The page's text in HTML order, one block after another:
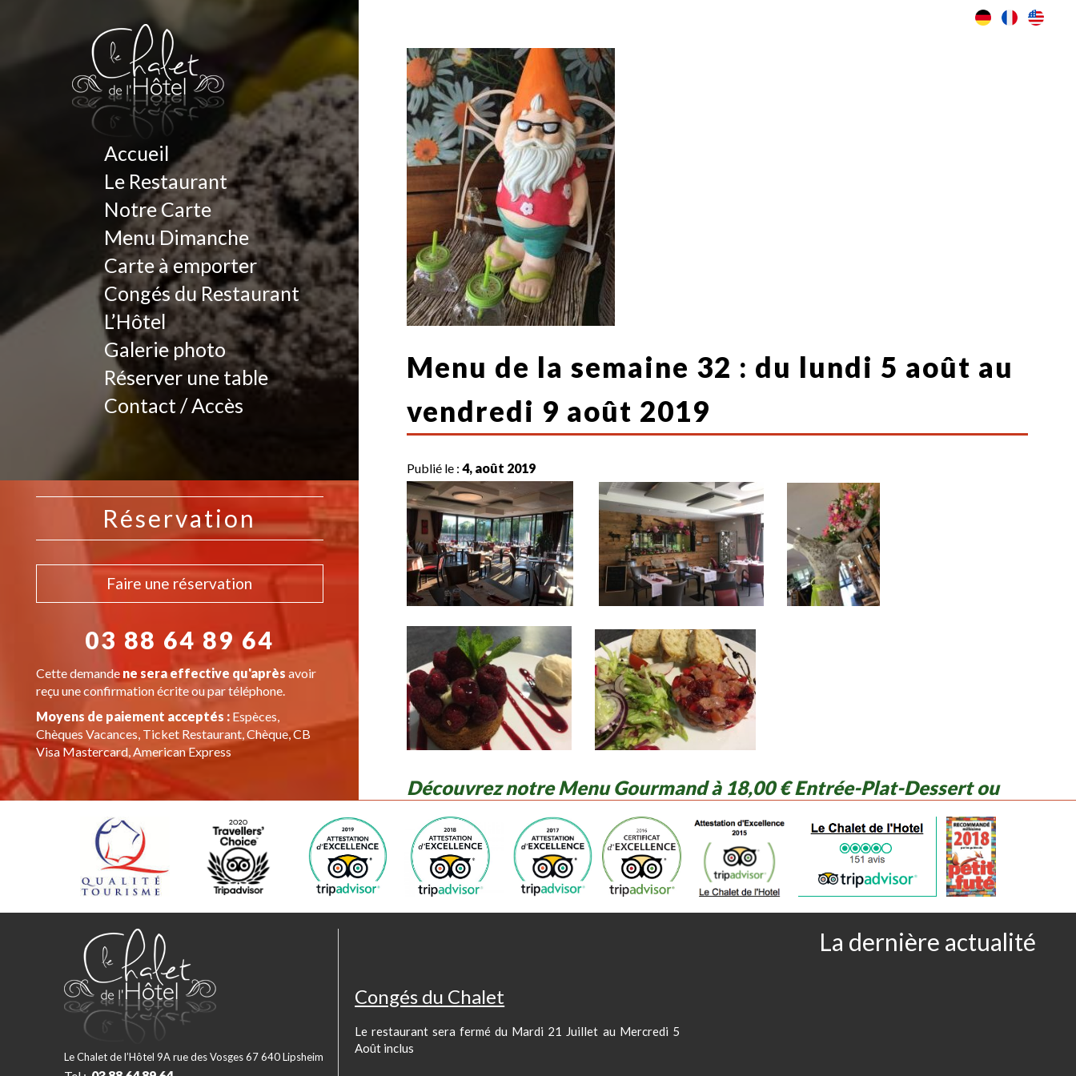
Accueil
Le Restaurant
Notre Carte
Menu Dimanche
Carte à emporter
Congés du Restaurant
L’Hôtel
Galerie photo
Réserver une table
Contact / Accès
Menu de la semaine 32 : du lundi 5 août au
vendredi 9 août 2019
Publié le :4, août 2019
Découvrez notre Menu Gourmand à 18,00 € Entrée-Plat-Dessert ou
Petit Gourmand à 15,00 € Entrée-Plat ou Plat-Dessert
Lundi 5 août :
Salade de Mâche aux Lardons & Oeuf Dur
Gaspacho de Tomate & Pastèque
Réservation
Faire une réservation
03 88 64 89 64
Cette demande ne sera effective qu'après avoir
reçu une confirmation écrite ou par téléphone.
Moyens de paiement acceptés :Espèces,
Chèques Vacances, Ticket Restaurant, Chèque, CB
Visa Mastercard, American Express
Le Chalet de l’Hôtel 9A rue des Vosges 67 640 Lipsheim
La dernière actualité
Congés du Chalet
Le restaurant sera fermé du Mardi 21 Juillet au Mercredi 5
Août inclus